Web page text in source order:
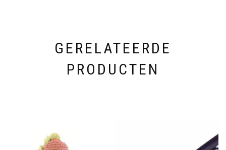
GERELATEERDE
PRODUCTEN